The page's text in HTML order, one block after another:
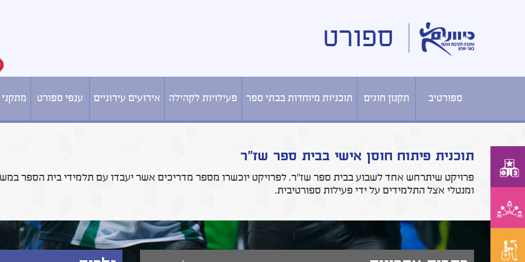
ספורט
ספורטיב תקנון חוגים תוכניות מיוחדות בבתי ספר פעילויות לקהילה אירועים עירוניים ענפי ספורט
תוכנית פיתוח חוסן אישי בבית ספר שז"ר
ומנטלי אצל התלמידים על ידי פעילות ספורטיבית.